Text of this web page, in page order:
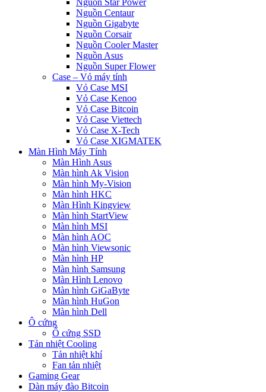
Nguồn Star Power
Nguồn Centaur
Nguồn Gigabyte
Nguồn Corsair
Nguồn Cooler Master
Nguồn Asus
Nguồn Super Flower
Case – Vỏ máy tính
Vỏ Case MSI
Vỏ Case Kenoo
Vỏ Case Bitcoin
Vỏ Case Viettech
Vỏ Case X-Tech
Vỏ Case XIGMATEK
Màn Hình Máy Tính
Màn Hình Asus
Màn hình Ak Vision
Màn hình My-Vision
Màn hình HKC
Màn Hình Kingview
Màn hình StartView
Màn hình MSI
Màn hình AOC
Màn hình Viewsonic
Màn hình HP
Màn hình Samsung
Màn Hình Lenovo
Màn hình GiGaByte
Màn hình HuGon
Màn hình Dell
Ô cứng
Ổ cứng SSD
Tản nhiệt Cooling
Tản nhiệt khí
Fan tản nhiệt
Gaming Gear
Dàn máy đào Bitcoin